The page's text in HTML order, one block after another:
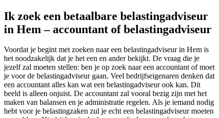
Ik zoek een betaalbare belastingadviseur
in Hem – accountant of belastingadviseur
Voordat je begint met zoeken naar een belastingadviseur in Hem is
het noodzakelijk dat je het een en ander bekijkt. De vraag die je
jezelf zal moeten stellen: ben je op zoek naar een accountant of moet
je voor de belastingadviseur gaan. Veel bedrijfseigenaren denken dat
een accountant alles kan wat een belastingadviseur ook kan. Dit
beeld is alleen onjuist. De accountant zal vooral bezig zijn met het
maken van balansen en je administratie regelen. Als je iemand nodig
hebt voor je belastingzaken zul je echt een belastingadviseur moeten